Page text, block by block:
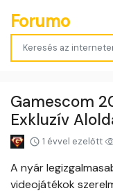
Forumo
Gamescom
Exkluzív
1 évvel ezelőtt
A nyár
videojátékok